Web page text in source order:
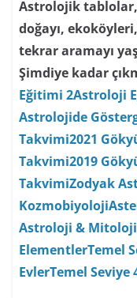
Astrolojik tablolar,
doğayı,
tekrar aramayı
Şimdiye kadar
Eğitimi 2Astroloji
Astrolojide
Takvimi2021
Takvimi2019
TakvimiZodyak
Kozmobiyoloji
Astroloji & Mitoloji
ElementlerTemel
EvlerTemel Seviye